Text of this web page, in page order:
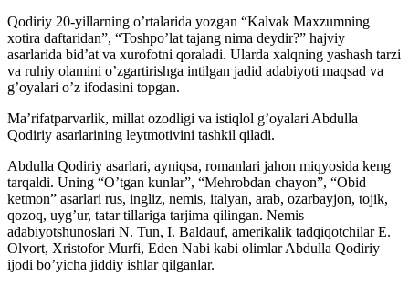
Qodiriy 20-yillarning o’rtalarida yozgan “Kalvak Maxzumning
xotira daftaridan”, “Toshpo’lat tajang nima deydir?” hajviy
asarlarida bid’at va xurofotni qoraladi. Ularda xalqning yashash tarzi
va ruhiy olamini o’zgartirishga intilgan jadid adabiyoti maqsad va
g’oyalari o’z ifodasini topgan.
Ma’rifatparvarlik, millat ozodligi va istiqlol g’oyalari Abdulla
Qodiriy asarlarining leytmotivini tashkil qiladi.
Abdulla Qodiriy asarlari, ayniqsa, romanlari jahon miqyosida keng
tarqaldi. Uning “O’tgan kunlar”, “Mehrobdan chayon”, “Obid
ketmon” asarlari rus, ingliz, nemis, italyan, arab, ozarbayjon, tojik,
qozoq, uyg’ur, tatar tillariga tarjima qilingan. Nemis
adabiyotshunoslari N. Tun, I. Baldauf, amerikalik tadqiqotchilar E.
Olvort, Xristofor Murfi, Eden Nabi kabi olimlar Abdulla Qodiriy
ijodi bo’yicha jiddiy ishlar qilganlar.